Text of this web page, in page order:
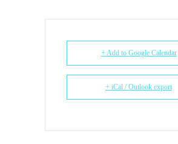
+ Add to Google Calendar
+ iCal / Outlook export